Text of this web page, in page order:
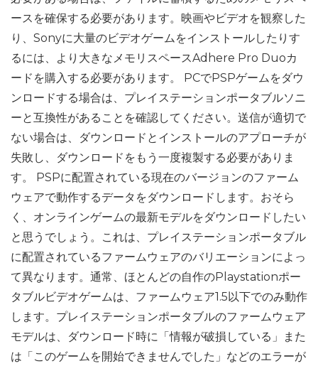
ースを確保する必要があります。映画やビデオを観察した
り、Sonyに大量のビデオゲームをインストールしたりす
るには、より大きなメモリスペースAdhere Pro Duoカ
ードを購入する必要があります。 PCでPSPゲームをダウ
ンロードする場合は、プレイステーションポータブルソニ
ーと互換性があることを確認してください。送信が適切で
ない場合は、ダウンロードとインストールのアプローチが
失敗し、ダウンロードをもう一度複製する必要がありま
す。 PSPに配置されている現在のバージョンのファーム
ウェアで動作するデータをダウンロードします。おそら
く、オンラインゲームの最新モデルをダウンロードしたい
と思うでしょう。これは、プレイステーションポータブル
に配置されているファームウェアのバリエーションによっ
て異なります。通常、ほとんどの自作のPlaystationポー
タブルビデオゲームは、ファームウェア1.5以下でのみ動作
します。プレイステーションポータブルのファームウェア
モデルは、ダウンロード時に「情報が破損している」また
は「このゲームを開始できませんでした」などのエラーが